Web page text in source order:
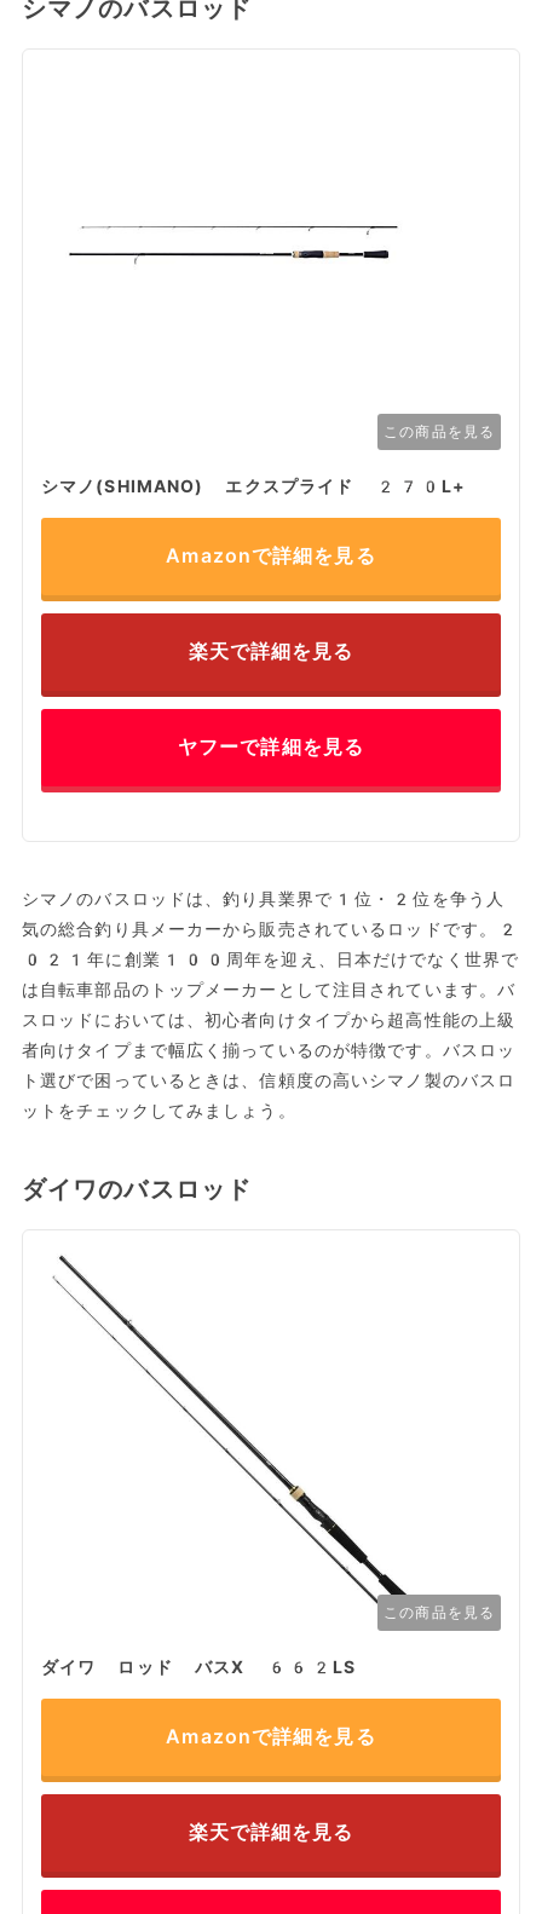
シマノのバスロッド
この商品を見る
シマノ(SHIMANO) エクスプライド 270L+
Amazonで詳細を見る
楽天で詳細を見る
ヤフーで詳細を見る
シマノのバスロッドは、釣り具業界で1位・2位を争う人
気の総合釣り具メーカーから販売されているロッドです。2
021年に創業100周年を迎え、日本だけでなく世界で
は自転車部品のトップメーカーとして注目されています。バ
スロッドにおいては、初心者向けタイプから超高性能の上級
者向けタイプまで幅広く揃っているのが特徴です。バスロッ
ト選びで困っているときは、信頼度の高いシマノ製のバスロ
ットをチェックしてみましょう。
ダイワのバスロッド
この商品を見る
ダイワ ロッド バスX 662LS
Amazonで詳細を見る
楽天で詳細を見る